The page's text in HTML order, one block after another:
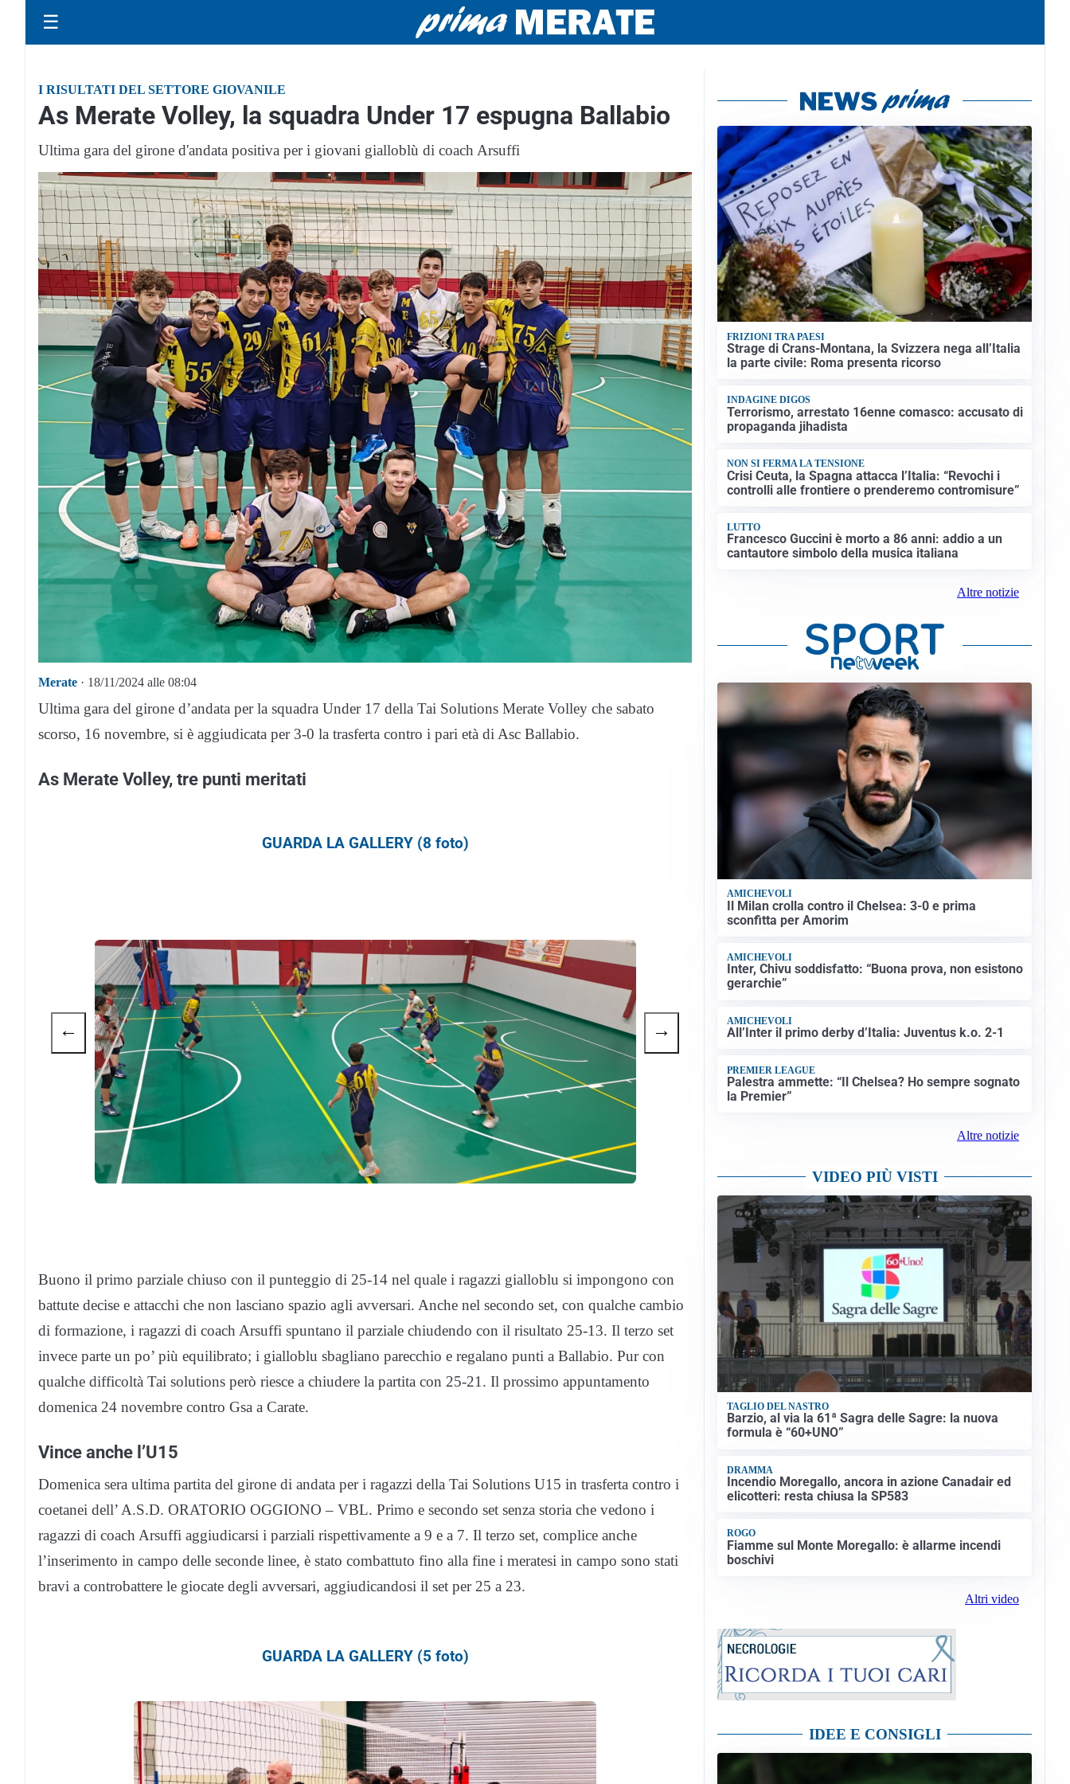
☰
I RISULTATI DEL SETTORE GIOVANILE
As Merate Volley, la squadra Under 17 espugna Ballabio
Ultima gara del girone d'andata positiva per i giovani gialloblù di coach Arsuffi
Merate · 18/11/2024 alle 08:04
Ultima gara del girone d’andata per la squadra Under 17 della Tai Solutions Merate Volley che sabato
scorso, 16 novembre, si è aggiudicata per 3-0 la trasferta contro i pari età di Asc Ballabio.
As Merate Volley, tre punti meritati
GUARDA LA GALLERY (8 foto)
← →
Buono il primo parziale chiuso con il punteggio di 25-14 nel quale i ragazzi gialloblu si impongono con
battute decise e attacchi che non lasciano spazio agli avversari. Anche nel secondo set, con qualche cambio
di formazione, i ragazzi di coach Arsuffi spuntano il parziale chiudendo con il risultato 25-13. Il terzo set
invece parte un po’ più equilibrato; i gialloblu sbagliano parecchio e regalano punti a Ballabio. Pur con
qualche difficoltà Tai solutions però riesce a chiudere la partita con 25-21. Il prossimo appuntamento
domenica 24 novembre contro Gsa a Carate.
Vince anche l’U15
Domenica sera ultima partita del girone di andata per i ragazzi della Tai Solutions U15 in trasferta contro i
coetanei dell’ A.S.D. ORATORIO OGGIONO – VBL. Primo e secondo set senza storia che vedono i
ragazzi di coach Arsuffi aggiudicarsi i parziali rispettivamente a 9 e a 7. Il terzo set, complice anche
l’inserimento in campo delle seconde linee, è stato combattuto fino alla fine i meratesi in campo sono stati
bravi a controbattere le giocate degli avversari, aggiudicandosi il set per 25 a 23.
GUARDA LA GALLERY (5 foto)
FRIZIONI TRA PAESI
Strage di Crans-Montana, la Svizzera nega all’Italia
la parte civile: Roma presenta ricorso
INDAGINE DIGOS
Terrorismo, arrestato 16enne comasco: accusato di
propaganda jihadista
NON SI FERMA LA TENSIONE
Crisi Ceuta, la Spagna attacca l’Italia: “Revochi i
controlli alle frontiere o prenderemo contromisure”
LUTTO
Francesco Guccini è morto a 86 anni: addio a un
cantautore simbolo della musica italiana
Altre notizie
AMICHEVOLI
Il Milan crolla contro il Chelsea: 3-0 e prima
sconfitta per Amorim
AMICHEVOLI
Inter, Chivu soddisfatto: “Buona prova, non esistono
gerarchie”
AMICHEVOLI
All’Inter il primo derby d’Italia: Juventus k.o. 2-1
PREMIER LEAGUE
Palestra ammette: “Il Chelsea? Ho sempre sognato
la Premier”
Altre notizie
VIDEO PIÙ VISTI
TAGLIO DEL NASTRO
Barzio, al via la 61ª Sagra delle Sagre: la nuova
formula è “60+UNO”
DRAMMA
Incendio Moregallo, ancora in azione Canadair ed
elicotteri: resta chiusa la SP583
ROGO
Fiamme sul Monte Moregallo: è allarme incendi
boschivi
Altri video
IDEE E CONSIGLI